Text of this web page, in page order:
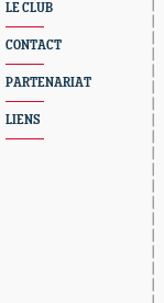
LE CLUB
CONTACT
PARTENARIAT
LIENS